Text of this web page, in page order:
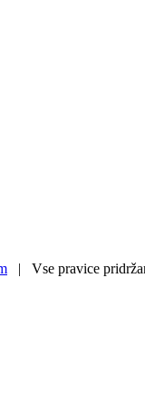
| Vse pravice